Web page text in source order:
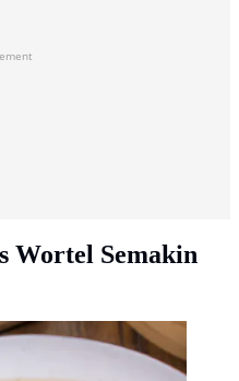
Wortel Semakin